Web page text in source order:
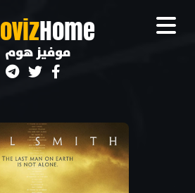
ovizHome
موفيز هوم